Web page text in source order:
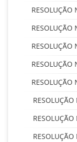
RESOLUÇÃO
RESOLUÇÃO
RESOLUÇÃO
RESOLUÇÃO
RESOLUÇÃO